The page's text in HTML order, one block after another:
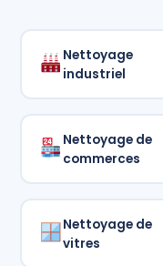
Nettoyage
industriel
Nettoyage de
commerces
Nettoyage de
vitres